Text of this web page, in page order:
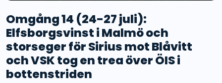
Omgång 14 (24-27 juli):
Elfsborgsvinst i Malmö och
storseger för Sirius mot Blåvitt
och VSK tog en trea över ÖIS i
bottenstriden